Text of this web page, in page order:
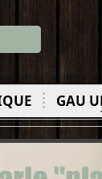
GAU